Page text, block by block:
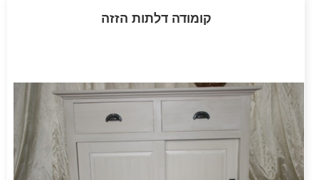
קומודה דלתות הזזה